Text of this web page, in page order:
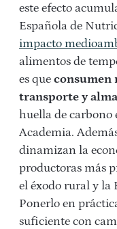
este efecto
Española de
impacto
alimentos de
es que consumen
transporte y
huella de carbono
Academia.
dinamizan la
productoras más
el éxodo rural y la
Ponerlo en
suficiente con